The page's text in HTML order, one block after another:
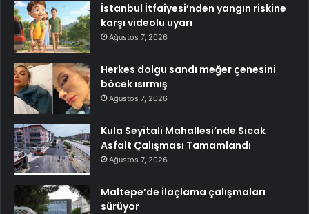
İstanbul İtfaiyesi’nden yangın riskine
karşı videolu uyarı
Ağustos 7, 2026
Herkes dolgu sandı meğer çenesini
böcek ısırmış
Ağustos 7, 2026
Kula Seyitali Mahallesi’nde Sıcak
Asfalt Çalışması Tamamlandı
Ağustos 7, 2026
Maltepe’de ilaçlama çalışmaları
sürüyor